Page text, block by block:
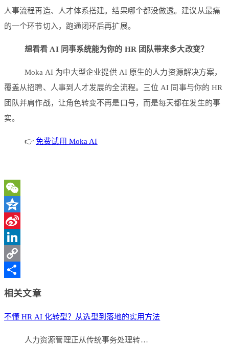
人事流程再造、人才体系搭建。结果哪个都没做透。建议从最痛
的一个环节切入，跑通闭环后再扩展。
想看看 AI 同事系统能为你的 HR 团队带来多大改变？
Moka AI 为中大型企业提供 AI 原生的人力资源解决方案，
覆盖从招聘、人事到人才发展的全流程。三位 AI 同事与你的 HR
团队并肩作战，让角色转变不再是口号，而是每天都在发生的事
实。
👉免费试用 Moka AI
WeChat
Qzone
Sina
Weibo
LinkedIn
Copy
相关文章
不懂 HR AI 化转型？从选型到落地的实用方法
人力资源管理正从传统事务处理转…